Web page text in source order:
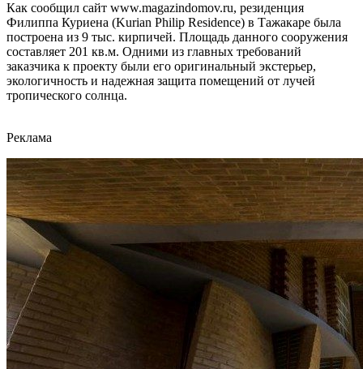
Как сообщил сайт www.magazindomov.ru, резиденция
Филиппа Куриена (Kurian Philip Residence) в Тажакаре была
построена из 9 тыс. кирпичей. Площадь данного сооружения
составляет 201 кв.м. Одними из главных требований
заказчика к проекту были его оригинальный экстерьер,
экологичность и надежная защита помещений от лучей
тропического солнца.
Реклама